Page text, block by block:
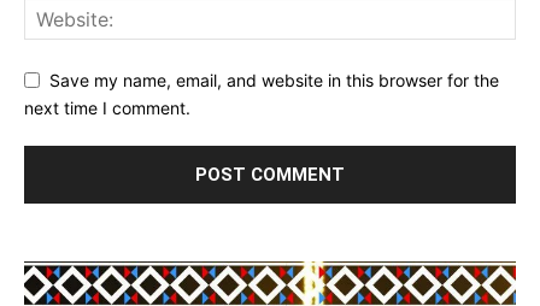
Save my name, email, and website in this browser for the
next time I comment.